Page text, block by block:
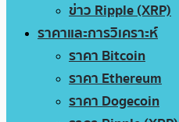
ข่าว Ripple (XRP)
ราคาและการวิเคราะห์
ราคา Bitcoin
ราคา Ethereum
ราคา Dogecoin